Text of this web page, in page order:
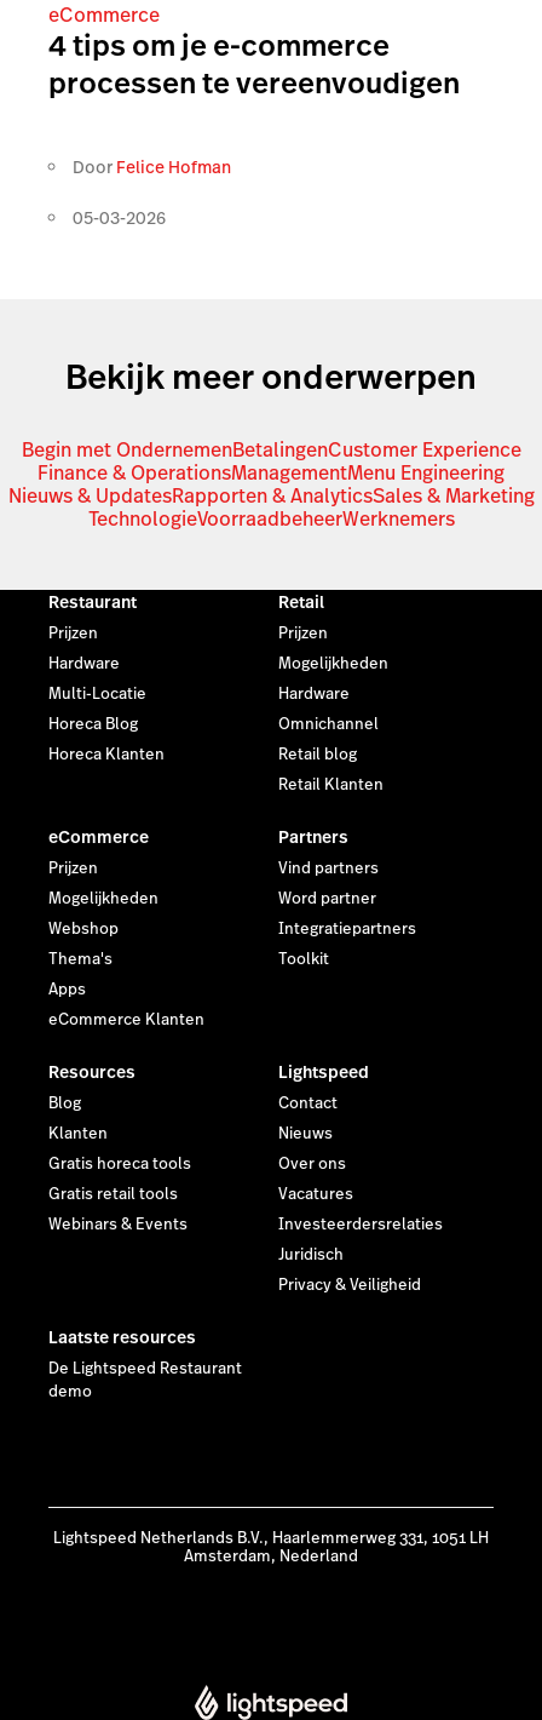
eCommerce
4 tips om je e-commerce
processen te vereenvoudigen
Door Felice Hofman
05-03-2026
Bekijk meer onderwerpen
Begin met OndernemenBetalingenCustomer Experience
Finance & OperationsManagementMenu Engineering
Nieuws & UpdatesRapporten & AnalyticsSales & Marketing
TechnologieVoorraadbeheerWerknemers
Restaurant
Prijzen
Hardware
Multi-Locatie
Horeca Blog
Horeca Klanten
Retail
Prijzen
Mogelijkheden
Hardware
Omnichannel
Retail blog
Retail Klanten
eCommerce
Prijzen
Mogelijkheden
Webshop
Thema's
Apps
eCommerce Klanten
Partners
Vind partners
Word partner
Integratiepartners
Toolkit
Resources
Blog
Klanten
Gratis horeca tools
Gratis retail tools
Webinars & Events
Lightspeed
Contact
Nieuws
Over ons
Vacatures
Investeerdersrelaties
Juridisch
Privacy & Veiligheid
Laatste resources
De Lightspeed Restaurant
demo
Lightspeed Netherlands B.V., Haarlemmerweg 331, 1051 LH
Amsterdam, Nederland